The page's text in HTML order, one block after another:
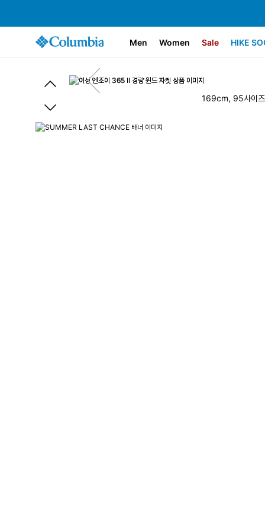
Men Women Sale HIKE
169cm, 95사이